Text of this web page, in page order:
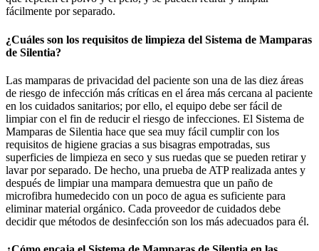
fácilmente por separado.
¿Cuáles son los requisitos de limpieza del Sistema de Mamparas
de Silentia?
Las mamparas de privacidad del paciente son una de las diez áreas
de riesgo de infección más críticas en el área más cercana al paciente
en los cuidados sanitarios; por ello, el equipo debe ser fácil de
limpiar con el fin de reducir el riesgo de infecciones. El Sistema de
Mamparas de Silentia hace que sea muy fácil cumplir con los
requisitos de higiene gracias a sus bisagras empotradas, sus
superficies de limpieza en seco y sus ruedas que se pueden retirar y
lavar por separado. De hecho, una prueba de ATP realizada antes y
después de limpiar una mampara demuestra que un paño de
microfibra humedecido con un poco de agua es suficiente para
eliminar material orgánico. Cada proveedor de cuidados debe
decidir que métodos de desinfección son los más adecuados para él.